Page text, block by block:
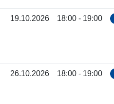
19.10.2026 18:00 - 19:00
26.10.2026 18:00 - 19:00